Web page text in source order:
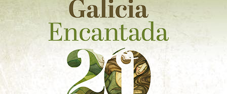
DOCUMENTACION
NOVAS
CONTACTO